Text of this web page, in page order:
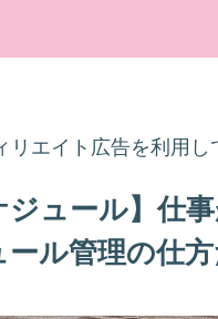
リエイト広告を利用し
ジュール】仕
ル管理の仕